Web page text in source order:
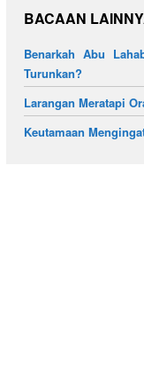
BACAAN
Benarkah Abu
Turunkan?
Larangan Meratapi
Keutamaan